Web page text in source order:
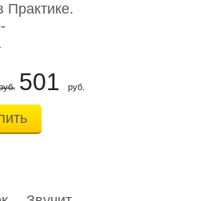
Практике.
(пра
501 руб.